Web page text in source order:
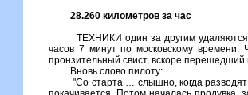
28.260 километров за час
ТЕХНИКИ один за другим удаляются на
часов 7 минут по московскому времени.
пронзительный свист, вскоре перешедший
Вновь слово пилоту:
"Со старта … слышно, когда разводят